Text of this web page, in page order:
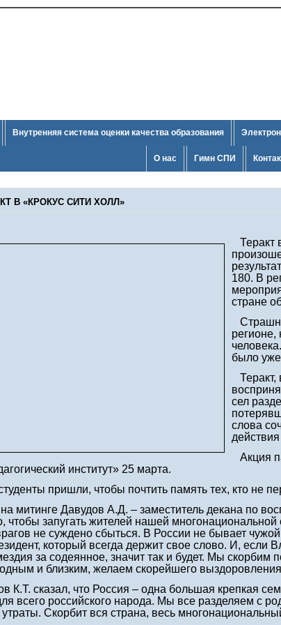
Внутренняя система оценки качества образования
О нас Гимн СПИ
В «КРОКУС СИТИ ХОЛЛ»
Теракт
180. В
стране
регионе,
было уже
Теракт,
сел
слова
Акция
институт» 25 марта.
пришли, чтобы почтить память тех, кто не
митинге Давудов А.Д. – заместитель декана по
чтобы запугать жителей нашей
не суждено сбыться. В России не бывает
который всегда держит свое слово. И, если
за содеянное, значит так и будет. Мы
и близким, желаем скорейшего
К.Т. сказал, что Россия – одна большая крепкая
всего российского народа. Мы все разделяем с
Скорбит вся страна, весь